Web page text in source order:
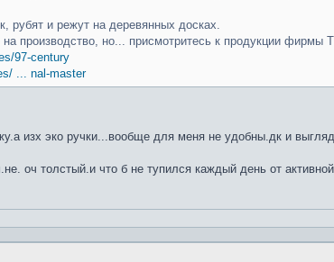
рубят и режут на деревянных досках.
производство, но... присмотритесь к продукции фирмы
97-century
... nal-master
изх эко ручки...вообще для меня не удобны.дк и
оч толстый.и что б не тупился каждый день от